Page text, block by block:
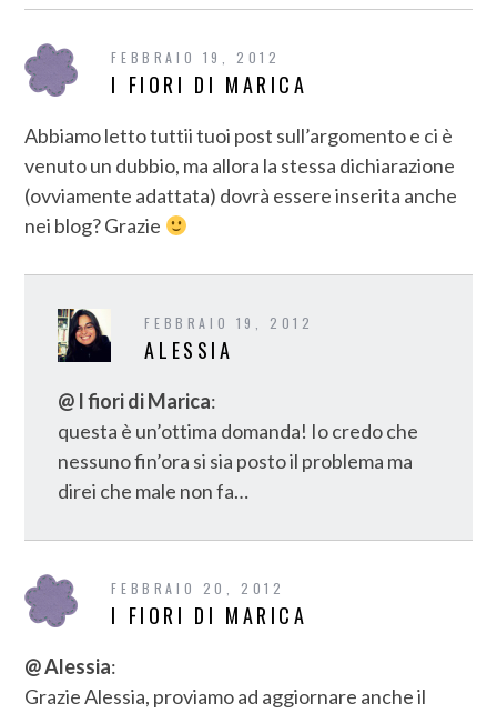
FEBBRAIO 19, 2012
I FIORI DI MARICA
Abbiamo letto tuttii tuoi post sull’argomento e ci è
venuto un dubbio, ma allora la stessa dichiarazione
(ovviamente adattata) dovrà essere inserita anche
nei blog? Grazie
FEBBRAIO 19, 2012
ALESSIA
@ I fiori di Marica:
questa è un’ottima domanda! Io credo che
nessuno fin’ora si sia posto il problema ma
direi che male non fa…
FEBBRAIO 20, 2012
I FIORI DI MARICA
@ Alessia:
Grazie Alessia, proviamo ad aggiornare anche il